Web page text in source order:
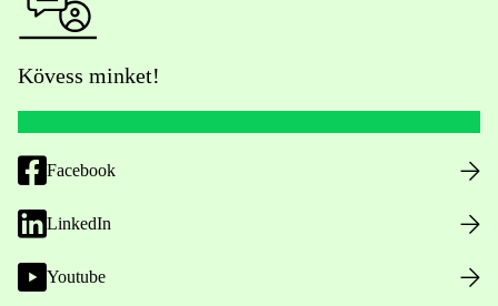
Kövess minket!
Facebook
LinkedIn
Youtube